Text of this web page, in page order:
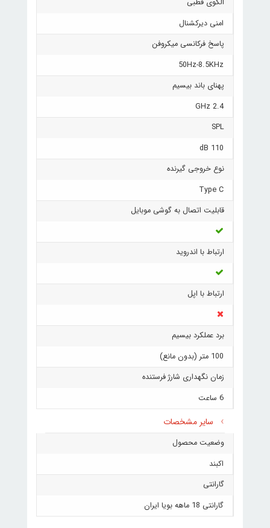
الگوی قطبی
امنی دیرکشنال
پاسخ فرکانسی میکروفن
50Hz-8.5KHz
پهنای باند بیسیم
2.4 GHz
SPL
110 dB
نوع خروجی گیرنده
Type C
قابلیت اتصال به گوشی موبایل
ارتباط با اندروید
ارتباط با اپل
برد عملکرد بیسیم
100 متر (بدون مانع)
زمان نگهداری شارژ فرستنده
6 ساعت
سایر مشخصات
وضعیت محصول
اکبند
گارانتی
گارانتی 18 ماهه بویا ایران